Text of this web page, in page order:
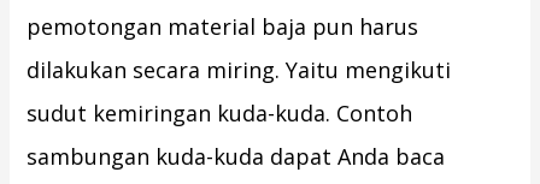
pemotongan material baja pun harus
dilakukan secara miring. Yaitu mengikuti
sudut kemiringan kuda-kuda. Contoh
sambungan kuda-kuda dapat Anda baca